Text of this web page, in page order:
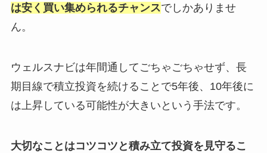
は安く買い集められるチャンスでしかありませ
ん。
ウェルスナビは年間通してごちゃごちゃせず、長
期目線で積立投資を続けることで5年後、10年後に
は上昇している可能性が大きいという手法です。
大切なことはコツコツと積み立て投資を見守るこ